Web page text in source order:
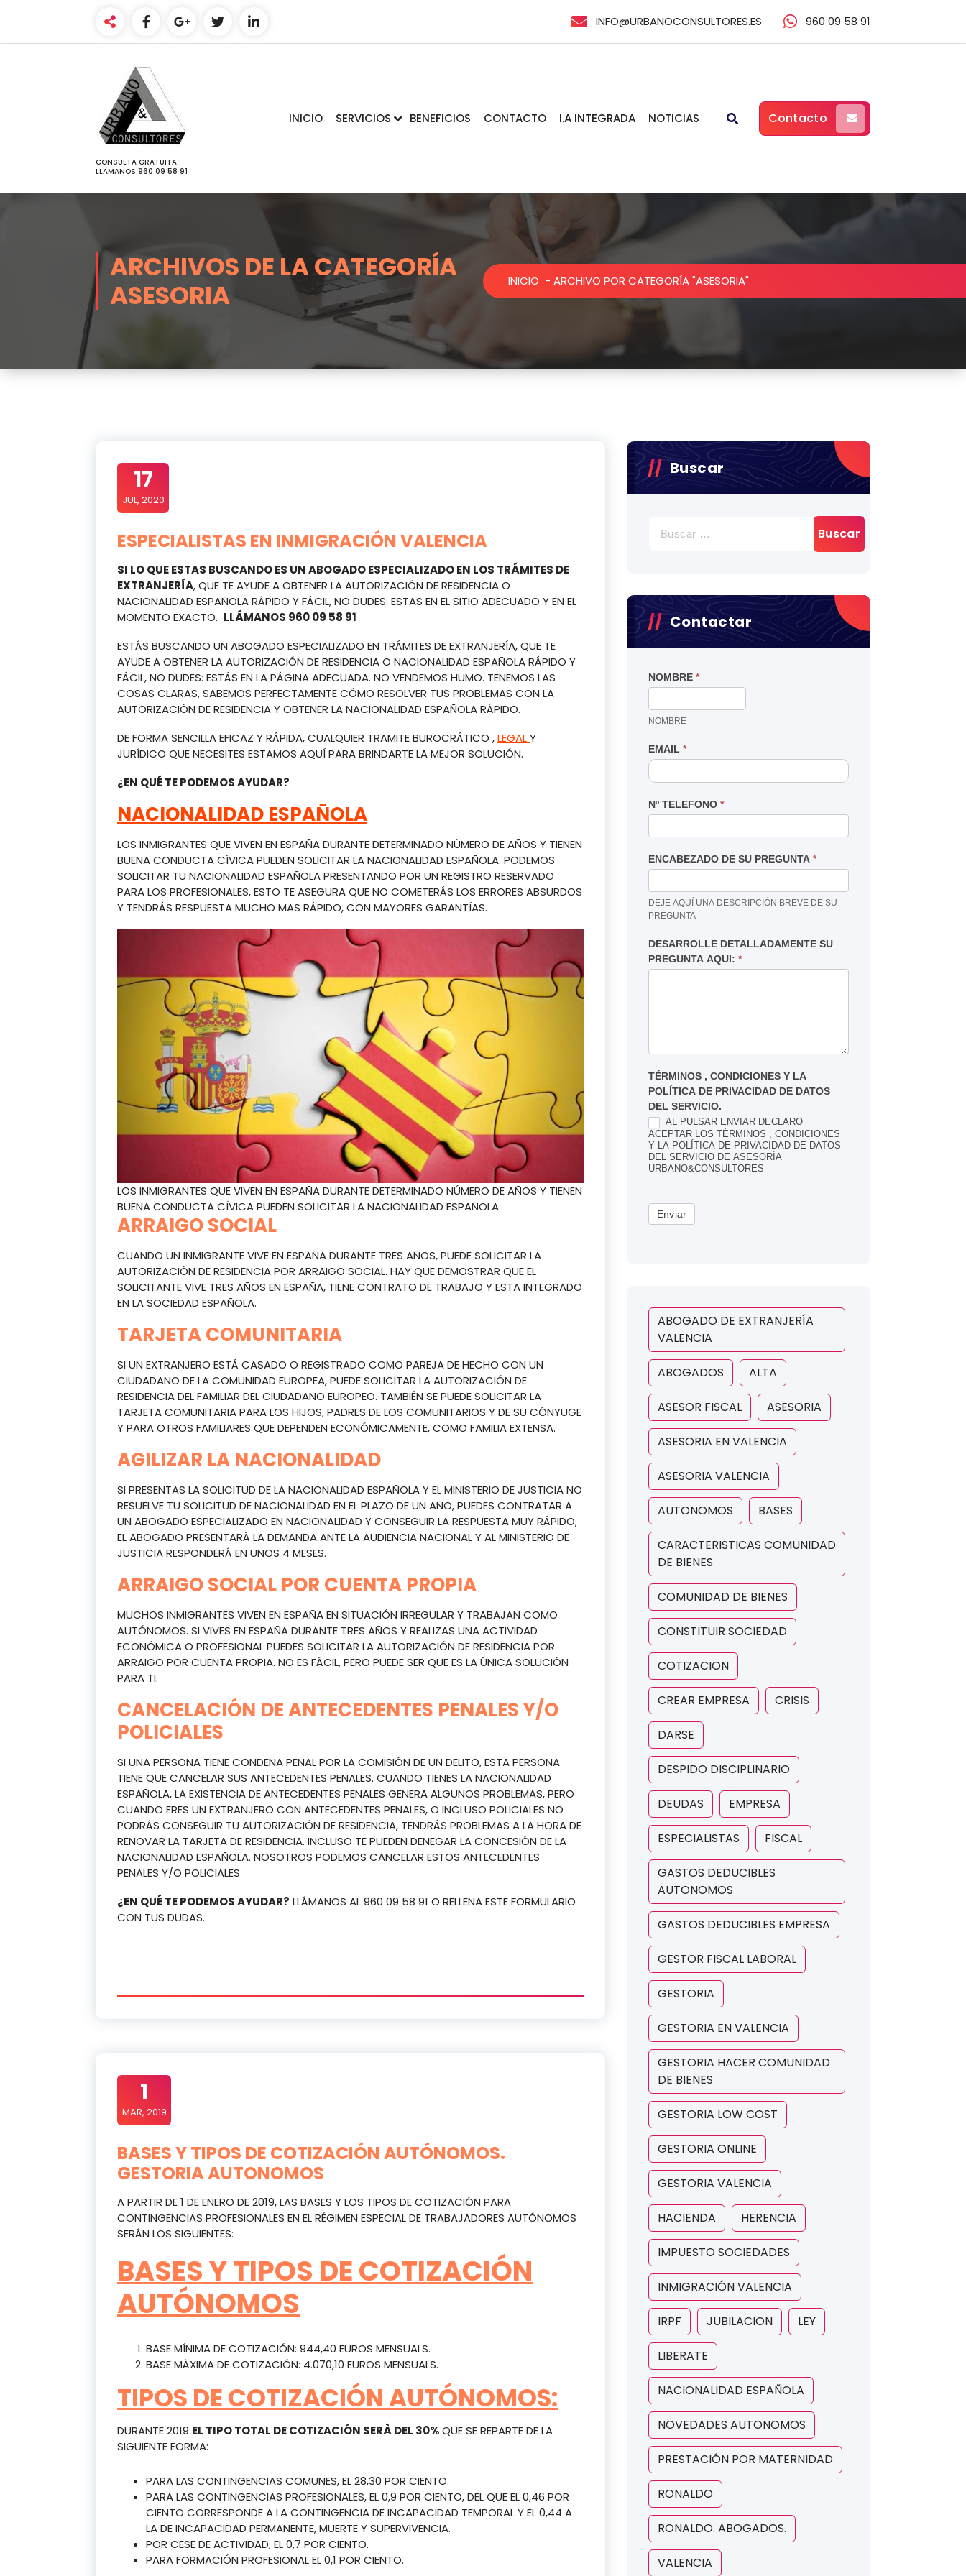
INFO@URBANOCONSULTORES.ES 960 09 58 91
CONSULTA GRATUITA :
LLAMANOS 960 09 58 91
INICIO SERVICIOS BENEFICIOS CONTACTO I.A INTEGRADA NOTICIAS Contacto
ARCHIVOS DE LA CATEGORÍA
ASESORIA
INICIO - ARCHIVO POR CATEGORÍA "ASESORIA"
17
JUL, 2020
ESPECIALISTAS EN INMIGRACIÓN VALENCIA
SI LO QUE ESTAS BUSCANDO ES UN ABOGADO ESPECIALIZADO EN LOS TRÁMITES DE
EXTRANJERÍA, QUE TE AYUDE A OBTENER LA AUTORIZACIÓN DE RESIDENCIA O
NACIONALIDAD ESPAÑOLA RÁPIDO Y FÁCIL, NO DUDES: ESTAS EN EL SITIO ADECUADO Y EN EL
MOMENTO EXACTO. LLÁMANOS 960 09 58 91
ESTÁS BUSCANDO UN ABOGADO ESPECIALIZADO EN TRÁMITES DE EXTRANJERÍA, QUE TE
AYUDE A OBTENER LA AUTORIZACIÓN DE RESIDENCIA O NACIONALIDAD ESPAÑOLA RÁPIDO Y
FÁCIL, NO DUDES: ESTÁS EN LA PÁGINA ADECUADA. NO VENDEMOS HUMO. TENEMOS LAS
COSAS CLARAS, SABEMOS PERFECTAMENTE CÓMO RESOLVER TUS PROBLEMAS CON LA
AUTORIZACIÓN DE RESIDENCIA Y OBTENER LA NACIONALIDAD ESPAÑOLA RÁPIDO.
DE FORMA SENCILLA EFICAZ Y RÁPIDA, CUALQUIER TRAMITE BUROCRÁTICO ,LEGALY
JURÍDICO QUE NECESITES ESTAMOS AQUÍ PARA BRINDARTE LA MEJOR SOLUCIÓN.
¿EN QUÉ TE PODEMOS AYUDAR?
NACIONALIDAD ESPAÑOLA
LOS INMIGRANTES QUE VIVEN EN ESPAÑA DURANTE DETERMINADO NÚMERO DE AÑOS Y TIENEN
BUENA CONDUCTA CÍVICA PUEDEN SOLICITAR LA NACIONALIDAD ESPAÑOLA. PODEMOS
SOLICITAR TU NACIONALIDAD ESPAÑOLA PRESENTANDO POR UN REGISTRO RESERVADO
PARA LOS PROFESIONALES, ESTO TE ASEGURA QUE NO COMETERÁS LOS ERRORES ABSURDOS
Y TENDRÁS RESPUESTA MUCHO MAS RÁPIDO, CON MAYORES GARANTÍAS.
LOS INMIGRANTES QUE VIVEN EN ESPAÑA DURANTE DETERMINADO NÚMERO DE AÑOS Y TIENEN
BUENA CONDUCTA CÍVICA PUEDEN SOLICITAR LA NACIONALIDAD ESPAÑOLA.
ARRAIGO SOCIAL
CUANDO UN INMIGRANTE VIVE EN ESPAÑA DURANTE TRES AÑOS, PUEDE SOLICITAR LA
AUTORIZACIÓN DE RESIDENCIA POR ARRAIGO SOCIAL. HAY QUE DEMOSTRAR QUE EL
SOLICITANTE VIVE TRES AÑOS EN ESPAÑA, TIENE CONTRATO DE TRABAJO Y ESTA INTEGRADO
EN LA SOCIEDAD ESPAÑOLA.
TARJETA COMUNITARIA
SI UN EXTRANJERO ESTÁ CASADO O REGISTRADO COMO PAREJA DE HECHO CON UN
CIUDADANO DE LA COMUNIDAD EUROPEA, PUEDE SOLICITAR LA AUTORIZACIÓN DE
RESIDENCIA DEL FAMILIAR DEL CIUDADANO EUROPEO. TAMBIÉN SE PUEDE SOLICITAR LA
TARJETA COMUNITARIA PARA LOS HIJOS, PADRES DE LOS COMUNITARIOS Y DE SU CÓNYUGE
Y PARA OTROS FAMILIARES QUE DEPENDEN ECONÓMICAMENTE, COMO FAMILIA EXTENSA.
AGILIZAR LA NACIONALIDAD
SI PRESENTAS LA SOLICITUD DE LA NACIONALIDAD ESPAÑOLA Y EL MINISTERIO DE JUSTICIA NO
RESUELVE TU SOLICITUD DE NACIONALIDAD EN EL PLAZO DE UN AÑO, PUEDES CONTRATAR A
UN ABOGADO ESPECIALIZADO EN NACIONALIDAD Y CONSEGUIR LA RESPUESTA MUY RÁPIDO,
EL ABOGADO PRESENTARÁ LA DEMANDA ANTE LA AUDIENCIA NACIONAL Y AL MINISTERIO DE
JUSTICIA RESPONDERÁ EN UNOS 4 MESES.
ARRAIGO SOCIAL POR CUENTA PROPIA
MUCHOS INMIGRANTES VIVEN EN ESPAÑA EN SITUACIÓN IRREGULAR Y TRABAJAN COMO
AUTÓNOMOS. SI VIVES EN ESPAÑA DURANTE TRES AÑOS Y REALIZAS UNA ACTIVIDAD
ECONÓMICA O PROFESIONAL PUEDES SOLICITAR LA AUTORIZACIÓN DE RESIDENCIA POR
ARRAIGO POR CUENTA PROPIA. NO ES FÁCIL, PERO PUEDE SER QUE ES LA ÚNICA SOLUCIÓN
PARA TI.
CANCELACIÓN DE ANTECEDENTES PENALES Y/O
POLICIALES
SI UNA PERSONA TIENE CONDENA PENAL POR LA COMISIÓN DE UN DELITO, ESTA PERSONA
TIENE QUE CANCELAR SUS ANTECEDENTES PENALES. CUANDO TIENES LA NACIONALIDAD
ESPAÑOLA, LA EXISTENCIA DE ANTECEDENTES PENALES GENERA ALGUNOS PROBLEMAS, PERO
CUANDO ERES UN EXTRANJERO CON ANTECEDENTES PENALES, O INCLUSO POLICIALES NO
PODRÁS CONSEGUIR TU AUTORIZACIÓN DE RESIDENCIA, TENDRÁS PROBLEMAS A LA HORA DE
RENOVAR LA TARJETA DE RESIDENCIA. INCLUSO TE PUEDEN DENEGAR LA CONCESIÓN DE LA
NACIONALIDAD ESPAÑOLA. NOSOTROS PODEMOS CANCELAR ESTOS ANTECEDENTES
PENALES Y/O POLICIALES
¿EN QUÉ TE PODEMOS AYUDAR? LLÁMANOS AL 960 09 58 91 O RELLENA ESTE FORMULARIO
CON TUS DUDAS.
1
MAR, 2019
BASES Y TIPOS DE COTIZACIÓN AUTÓNOMOS.
GESTORIA AUTONOMOS
A PARTIR DE 1 DE ENERO DE 2019, LAS BASES Y LOS TIPOS DE COTIZACIÓN PARA
CONTINGENCIAS PROFESIONALES EN EL RÉGIMEN ESPECIAL DE TRABAJADORES AUTÓNOMOS
SERÁN LOS SIGUIENTES:
BASES Y TIPOS DE COTIZACIÓN
AUTÓNOMOS
BASE MÍNIMA DE COTIZACIÓN: 944,40 EUROS MENSUALS.
BASE MÀXIMA DE COTIZACIÓN: 4.070,10 EUROS MENSUALS.
TIPOS DE COTIZACIÓN AUTÓNOMOS:
DURANTE 2019 EL TIPO TOTAL DE COTIZACIÓN SERÀ DEL 30%QUE SE REPARTE DE LA
SIGUIENTE FORMA:
PARA LAS CONTINGENCIAS COMUNES, EL 28,30 POR CIENTO.
PARA LAS CONTINGENCIAS PROFESIONALES, EL 0,9 POR CIENTO, DEL QUE EL 0,46 POR
CIENTO CORRESPONDE A LA CONTINGENCIA DE INCAPACIDAD TEMPORAL Y EL 0,44 A
LA DE INCAPACIDAD PERMANENTE, MUERTE Y SUPERVIVENCIA.
POR CESE DE ACTIVIDAD, EL 0,7 POR CIENTO.
PARA FORMACIÓN PROFESIONAL EL 0,1 POR CIENTO.
Buscar
Contactar
NOMBRE *
NOMBRE
EMAIL *
Nº TELEFONO *
ENCABEZADO DE SU PREGUNTA *
DEJE AQUÍ UNA DESCRIPCIÓN BREVE DE SU
PREGUNTA
DESARROLLE DETALLADAMENTE SU
PREGUNTA AQUI: *
TÉRMINOS , CONDICIONES Y LA
POLÍTICA DE PRIVACIDAD DE DATOS
DEL SERVICIO.
AL PULSAR ENVIAR DECLARO
ACEPTAR LOS TÉRMINOS , CONDICIONES
Y LA POLÍTICA DE PRIVACIDAD DE DATOS
DEL SERVICIO DE ASESORÍA
URBANO&CONSULTORES
Enviar
ABOGADO DE EXTRANJERÍA
VALENCIA
ABOGADOS ALTA
ASESOR FISCAL ASESORIA
ASESORIA EN VALENCIA
ASESORIA VALENCIA
AUTONOMOS BASES
CARACTERISTICAS COMUNIDAD
DE BIENES
COMUNIDAD DE BIENES
CONSTITUIR SOCIEDAD
COTIZACION
CREAR EMPRESA CRISIS
DARSE
DESPIDO DISCIPLINARIO
DEUDAS EMPRESA
ESPECIALISTAS FISCAL
GASTOS DEDUCIBLES
AUTONOMOS
GASTOS DEDUCIBLES EMPRESA
GESTOR FISCAL LABORAL
GESTORIA
GESTORIA EN VALENCIA
GESTORIA HACER COMUNIDAD
DE BIENES
GESTORIA LOW COST
GESTORIA ONLINE
GESTORIA VALENCIA
HACIENDA HERENCIA
IMPUESTO SOCIEDADES
INMIGRACIÓN VALENCIA
IRPF JUBILACION LEY
LIBERATE
NACIONALIDAD ESPAÑOLA
NOVEDADES AUTONOMOS
PRESTACIÓN POR MATERNIDAD
RONALDO
RONALDO. ABOGADOS.
VALENCIA